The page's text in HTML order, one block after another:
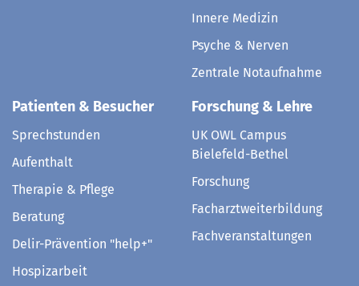
Innere Medizin
Psyche & Nerven
Zentrale Notaufnahme
Patienten & Besucher
Sprechstunden
Aufenthalt
Therapie & Pflege
Beratung
Delir-Prävention "help+"
Hospizarbeit
Forschung & Lehre
UK OWL Campus
Bielefeld-Bethel
Forschung
Facharztweiterbildung
Fachveranstaltungen